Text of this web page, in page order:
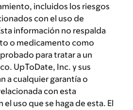
incluidos los riesgos
con el uso de
información no respalda
o medicamento como
para tratar a un
UpToDate, Inc. y sus
a cualquier garantía o
con esta
uso que se haga de esta. El